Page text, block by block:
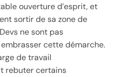
ouverture d’esprit, et
sortir de sa zone de
ne sont pas
cette démarche.
de travail
rebuter certains